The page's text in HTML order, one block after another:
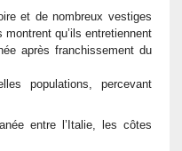
et de nombreux vestiges
qu’ils entretiennent
après franchissement du
populations, percevant
entre l’Italie, les côtes